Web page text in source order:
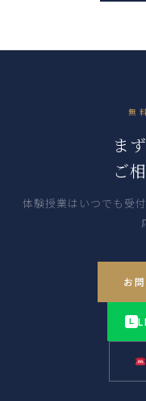
無
ま
ご
体験授業はいつでも受
お
L